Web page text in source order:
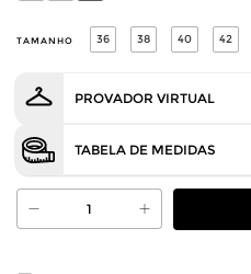
TAMANHO 36 38 40 42
PROVADOR VIRTUAL
TABELA DE MEDIDAS